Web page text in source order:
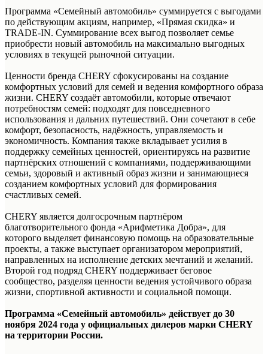
Программа «Семейный автомобиль» суммируется с выгодами
по действующим акциям, например, «Прямая скидка» и
TRADE-IN. Суммирование всех выгод позволяет семье
приобрести новый автомобиль на максимально выгодных
условиях в текущей рыночной ситуации.
Ценности бренда CHERY сфокусированы на создание
комфортных условий для семей и ведения комфортного образа
жизни. CHERY создаёт автомобили, которые отвечают
потребностям семей: подходят для повседневного
использования и дальних путешествий. Они сочетают в себе
комфорт, безопасность, надёжность, управляемость и
экономичность. Компания также вкладывает усилия в
поддержку семейных ценностей, ориентируясь на развитие
партнёрских отношений с компаниями, поддерживающими
семьи, здоровый и активный образ жизни и занимающиеся
созданием комфортных условий для формирования
счастливых семей.
CHERY является долгосрочным партнёром
благотворительного фонда «Арифметика Добра», для
которого выделяет финансовую помощь на образовательные
проекты, а также выступает организатором мероприятий,
направленных на исполнение детских мечтаний и желаний.
Второй год подряд CHERY поддерживает беговое
сообщество, разделяя ценности ведения устойчивого образа
жизни, спортивной активности и социальной помощи.
Программа «Семейный автомобиль» действует до 30
ноября 2024 года у официальных дилеров марки CHERY
на территории России.